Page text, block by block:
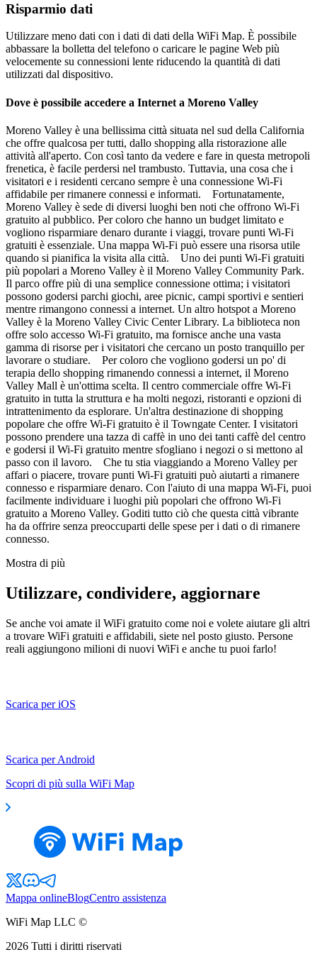
Risparmio dati
Utilizzare meno dati con i dati di dati della WiFi Map. È possibile
abbassare la bolletta del telefono o caricare le pagine Web più
velocemente su connessioni lente riducendo la quantità di dati
utilizzati dal dispositivo.
Dove è possibile accedere a Internet a Moreno Valley
Moreno Valley è una bellissima città situata nel sud della California
che offre qualcosa per tutti, dallo shopping alla ristorazione alle
attività all'aperto. Con così tanto da vedere e fare in questa metropoli
frenetica, è facile perdersi nel trambusto. Tuttavia, una cosa che i
visitatori e i residenti cercano sempre è una connessione Wi-Fi
affidabile per rimanere connessi e informati. Fortunatamente,
Moreno Valley è sede di diversi luoghi ben noti che offrono Wi-Fi
gratuito al pubblico. Per coloro che hanno un budget limitato e
vogliono risparmiare denaro durante i viaggi, trovare punti Wi-Fi
gratuiti è essenziale. Una mappa Wi-Fi può essere una risorsa utile
quando si pianifica la visita alla città. Uno dei punti Wi-Fi gratuiti
più popolari a Moreno Valley è il Moreno Valley Community Park.
Il parco offre più di una semplice connessione ottima; i visitatori
possono godersi parchi giochi, aree picnic, campi sportivi e sentieri
mentre rimangono connessi a internet. Un altro hotspot a Moreno
Valley è la Moreno Valley Civic Center Library. La biblioteca non
offre solo accesso Wi-Fi gratuito, ma fornisce anche una vasta
gamma di risorse per i visitatori che cercano un posto tranquillo per
lavorare o studiare. Per coloro che vogliono godersi un po' di
terapia dello shopping rimanendo connessi a internet, il Moreno
Valley Mall è un'ottima scelta. Il centro commerciale offre Wi-Fi
gratuito in tutta la struttura e ha molti negozi, ristoranti e opzioni di
intrattenimento da esplorare. Un'altra destinazione di shopping
popolare che offre Wi-Fi gratuito è il Towngate Center. I visitatori
possono prendere una tazza di caffè in uno dei tanti caffè del centro
e godersi il Wi-Fi gratuito mentre sfogliano i negozi o si mettono al
passo con il lavoro. Che tu stia viaggiando a Moreno Valley per
affari o piacere, trovare punti Wi-Fi gratuiti può aiutarti a rimanere
connesso e risparmiare denaro. Con l'aiuto di una mappa Wi-Fi, puoi
facilmente individuare i luoghi più popolari che offrono Wi-Fi
gratuito a Moreno Valley. Goditi tutto ciò che questa città vibrante
ha da offrire senza preoccuparti delle spese per i dati o di rimanere
connesso.
Mostra di più
Utilizzare, condividere, aggiornare
Se anche voi amate il WiFi gratuito come noi e volete aiutare gli altri
a trovare WiFi gratuiti e affidabili, siete nel posto giusto. Persone
reali aggiungono milioni di nuovi WiFi e anche tu puoi farlo!
Scarica per iOS
Scarica per Android
Scopri di più sulla WiFi Map
Mappa onlineBlogCentro assistenza
WiFi Map LLC ©
2026 Tutti i diritti riservati